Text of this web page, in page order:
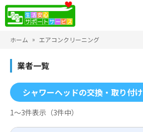
ホーム エアコンクリーニング
業者一覧
シャワーヘッドの交換・取り付け
1〜3件表示（3件中）